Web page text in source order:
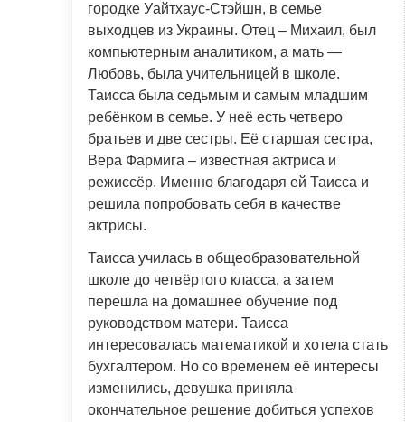
городке Уайтхаус-Стэйшн, в семье
выходцев из Украины. Отец – Михаил, был
компьютерным аналитиком, а мать —
Любовь, была учительницей в школе.
Таисса была седьмым и самым младшим
ребёнком в семье. У неё есть четверо
братьев и две сестры. Её старшая сестра,
Вера Фармига – известная актриса и
режиссёр. Именно благодаря ей Таисса и
решила попробовать себя в качестве
актрисы.
Таисса училась в общеобразовательной
школе до четвёртого класса, а затем
перешла на домашнее обучение под
руководством матери. Таисса
интересовалась математикой и хотела стать
бухгалтером. Но со временем её интересы
изменились, девушка приняла
окончательное решение добиться успехов